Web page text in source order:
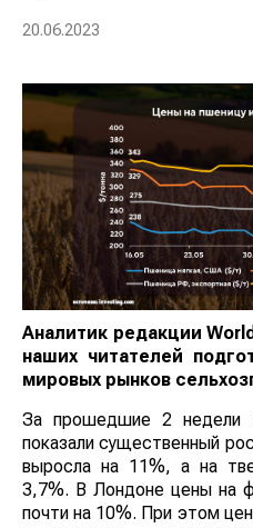
20.06.2023
Аналитик редакцииWorld
наших читателей
мировых рынков
За прошедшие 2 недели
показали существенный
выросла на 11%, а на
3,7%. В Лондоне цены на
почти на 10%. При этом